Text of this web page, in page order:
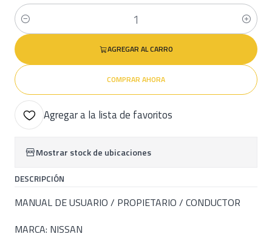
Cantidad
AGREGAR AL CARRO
COMPRAR AHORA
Agregar a la lista de favoritos
Mostrar stock de ubicaciones
DESCRIPCIÓN
MANUAL DE USUARIO / PROPIETARIO / CONDUCTOR
MARCA: NISSAN